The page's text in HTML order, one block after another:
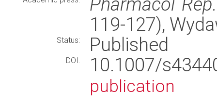
119-127),
Status: Published
DOI: 10.1007/
publication